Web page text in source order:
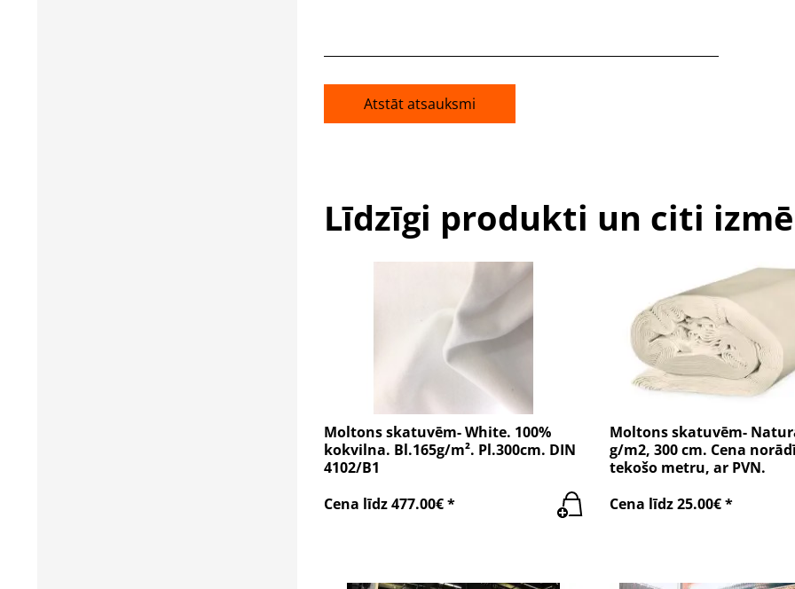
Atstāt atsauksmi
Līdzīgi produkti un citi
Moltons skatuvēm- White. 100%
kokvilna. Bl.165g/m². Pl.300cm. DIN
4102/B1
Cena līdz 477.00€ *
Moltons skatuvēm-
g/m2, 300 cm. Cena
tekošo metru, ar PVN.
Cena līdz 25.00€ *